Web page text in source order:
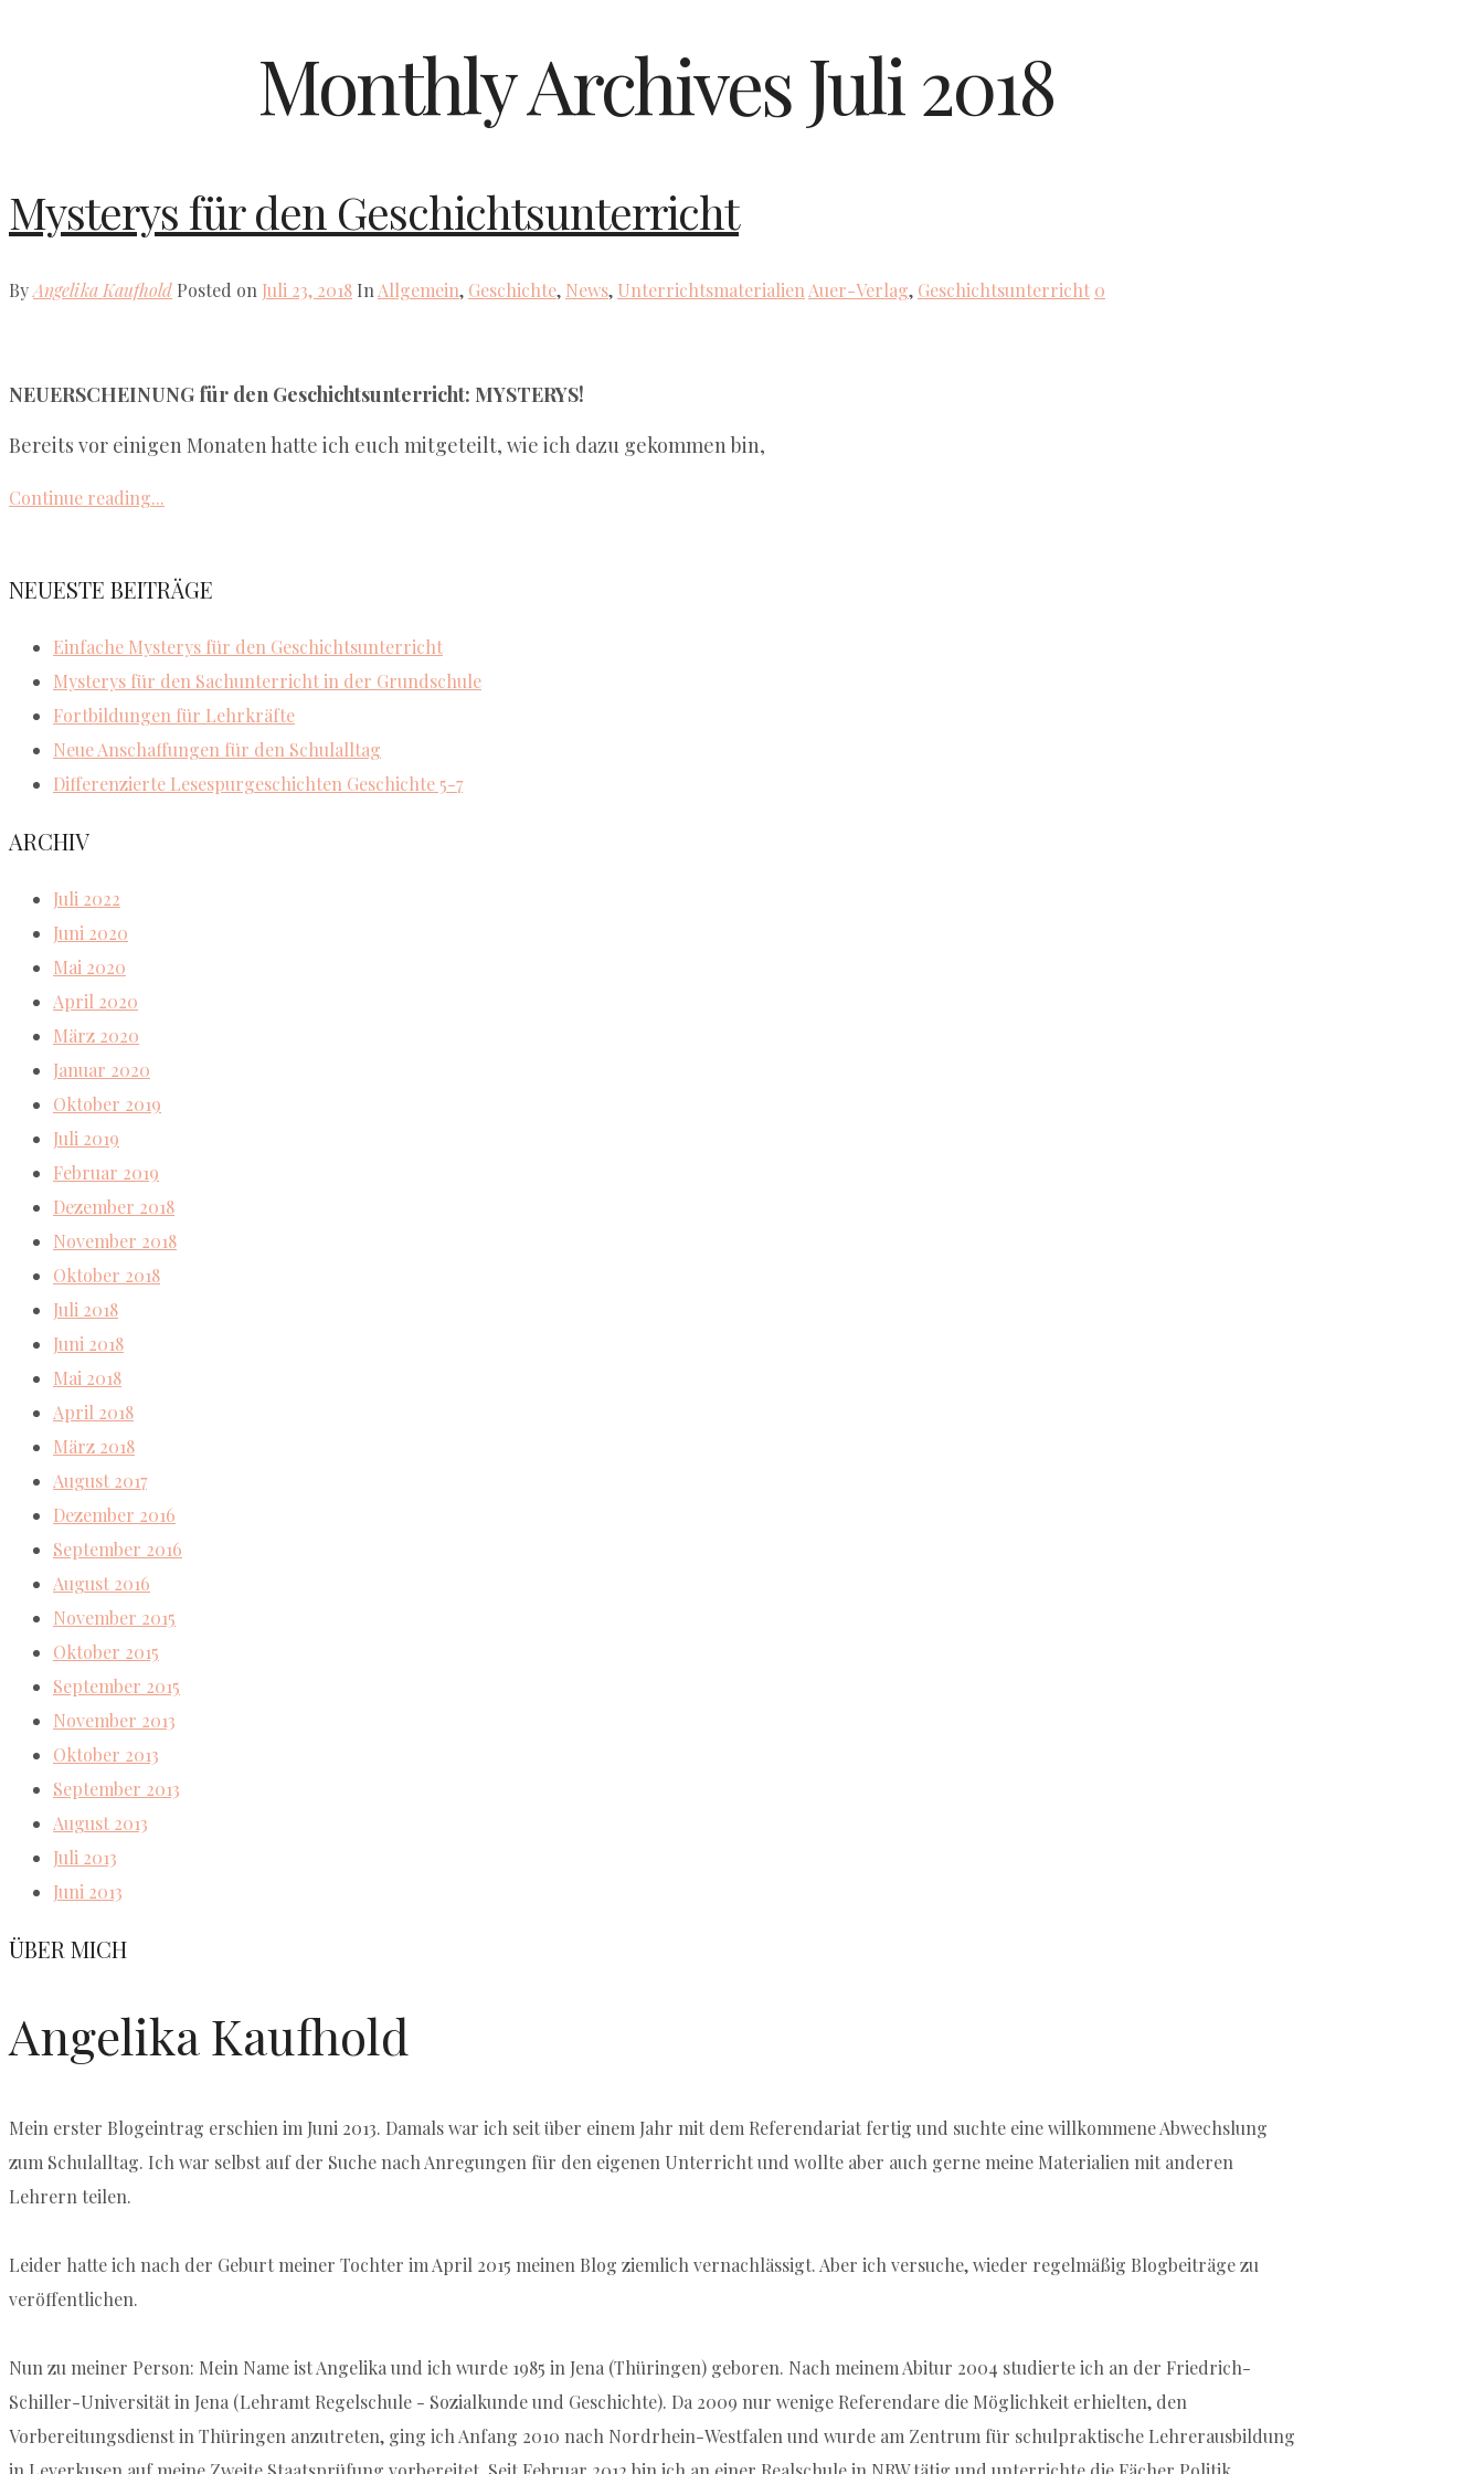
Monthly ArchivesJuli 2018
Mysterys für den Geschichtsunterricht
ByAngelika Kaufhold Posted on Juli 23, 2018 In Allgemein, Geschichte, News, Unterrichtsmaterialien Auer-Verlag, Geschichtsunterricht 0
NEUERSCHEINUNG für den Geschichtsunterricht: MYSTERYS!
Bereits vor einigen Monaten hatte ich euch mitgeteilt, wie ich dazu gekommen bin,
Continue reading...
NEUESTE BEITRÄGE
Einfache Mysterys für den Geschichtsunterricht
Mysterys für den Sachunterricht in der Grundschule
Fortbildungen für Lehrkräfte
Neue Anschaffungen für den Schulalltag
Differenzierte Lesespurgeschichten Geschichte 5-7
ARCHIV
Juli 2022
Juni 2020
Mai 2020
April 2020
März 2020
Januar 2020
Oktober 2019
Juli 2019
Februar 2019
Dezember 2018
November 2018
Oktober 2018
Juli 2018
Juni 2018
Mai 2018
April 2018
März 2018
August 2017
Dezember 2016
September 2016
August 2016
November 2015
Oktober 2015
September 2015
November 2013
Oktober 2013
September 2013
August 2013
Juli 2013
Juni 2013
ÜBER MICH
Angelika Kaufhold
Mein erster Blogeintrag erschien im Juni 2013. Damals war ich seit über einem Jahr mit dem Referendariat fertig und suchte eine willkommene Abwechslung
zum Schulalltag. Ich war selbst auf der Suche nach Anregungen für den eigenen Unterricht und wollte aber auch gerne meine Materialien mit anderen
Lehrern teilen.
Leider hatte ich nach der Geburt meiner Tochter im April 2015 meinen Blog ziemlich vernachlässigt. Aber ich versuche, wieder regelmäßig Blogbeiträge zu
veröffentlichen.
Nun zu meiner Person: Mein Name ist Angelika und ich wurde 1985 in Jena (Thüringen) geboren. Nach meinem Abitur 2004 studierte ich an der Friedrich-
Schiller-Universität in Jena (Lehramt Regelschule - Sozialkunde und Geschichte). Da 2009 nur wenige Referendare die Möglichkeit erhielten, den
Vorbereitungsdienst in Thüringen anzutreten, ging ich Anfang 2010 nach Nordrhein-Westfalen und wurde am Zentrum für schulpraktische Lehrerausbildung